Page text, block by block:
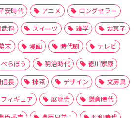
安時代
アニメ
ロングセラー
将
スイーツ 雑学
お菓子
末
漫画 時代劇
テレビ
べらぼう
明治時代
徳川家康
長
抹茶 デザイン
文房具
フィギュア
展覧会
鎌倉時代